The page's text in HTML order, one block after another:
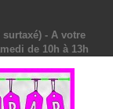
surtaxé) - A votre
de 10h à 13h